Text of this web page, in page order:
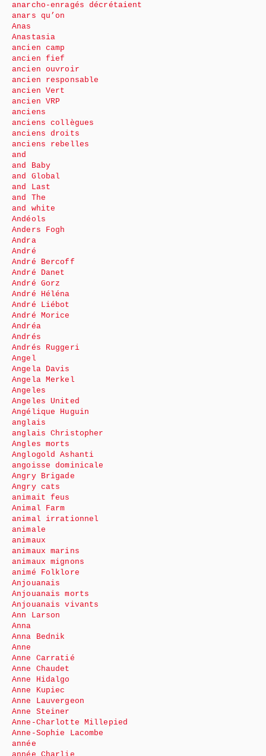
anarcho-enragés décrétaient
anars qu’on
Anas
Anastasia
ancien camp
ancien fief
ancien ouvroir
ancien responsable
ancien Vert
ancien VRP
anciens
anciens collègues
anciens droits
anciens rebelles
and
and Baby
and Global
and Last
and The
and white
Andéols
Anders Fogh
Andra
André
André Bercoff
André Danet
André Gorz
André Héléna
André Liébot
André Morice
Andréa
Andrés
Andrés Ruggeri
Angel
Angela Davis
Angela Merkel
Angeles
Angeles United
Angélique Huguin
anglais
anglais Christopher
Angles morts
Anglogold Ashanti
angoisse dominicale
Angry Brigade
Angry cats
animait feus
Animal Farm
animal irrationnel
animale
animaux
animaux marins
animaux mignons
animé Folklore
Anjouanais
Anjouanais morts
Anjouanais vivants
Ann Larson
Anna
Anna Bednik
Anne
Anne Carratié
Anne Chaudet
Anne Hidalgo
Anne Kupiec
Anne Lauvergeon
Anne Steiner
Anne-Charlotte Millepied
Anne-Sophie Lacombe
année